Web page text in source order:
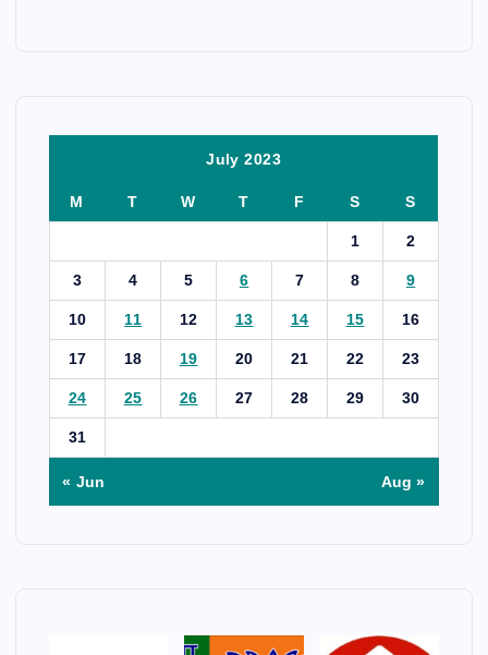
July 2023
M T W T F S S
1 2
3 4 5 6 7 8 9
10 11 12 13 14 15 16
17 18 19 20 21 22 23
24 25 26 27 28 29 30
31
« Jun Aug »